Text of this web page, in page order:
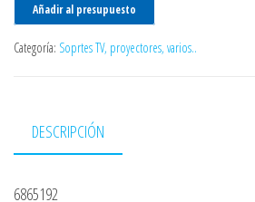
Añadir al presupuesto
Categoría: Soprtes TV, proyectores, varios..
DESCRIPCIÓN
6865192